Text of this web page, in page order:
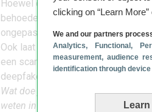
clicking on “Learn
We and our partners
Analytics, Functional,
measurement, audience
identification through
Hoewel de gevaren digitaal
behoeden. Zo maakt kunstmatige
ongepaste content weg te filteren,
Ook laat je Google Pixel-telefoon
een scammer is. Fabrikant Honor
deepfake-video’s kan herkennen
Wat doe jij om jezelf en geliefden
weten in de reacties onderaan deze